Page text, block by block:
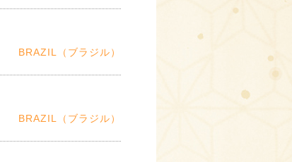
BRAZIL（ブラジル）
BRAZIL（ブラジル）